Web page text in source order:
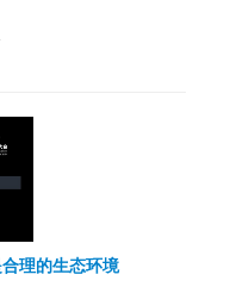
理的生态环境